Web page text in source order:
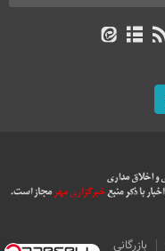
بازرگانی